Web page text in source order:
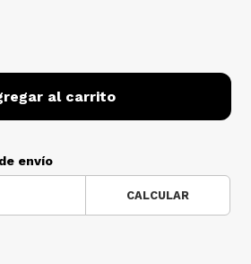
al carrito
envío
CALCULAR